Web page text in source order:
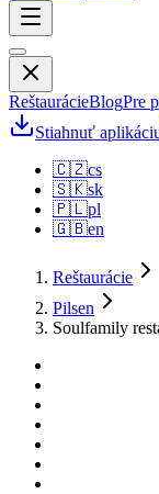
ReštaurácieBlogPre
Stiahnuť
🇨🇿cs
🇸🇰sk
🇵🇱pl
🇬🇧en
Reštaurácie
Pilsen
Soulfamily